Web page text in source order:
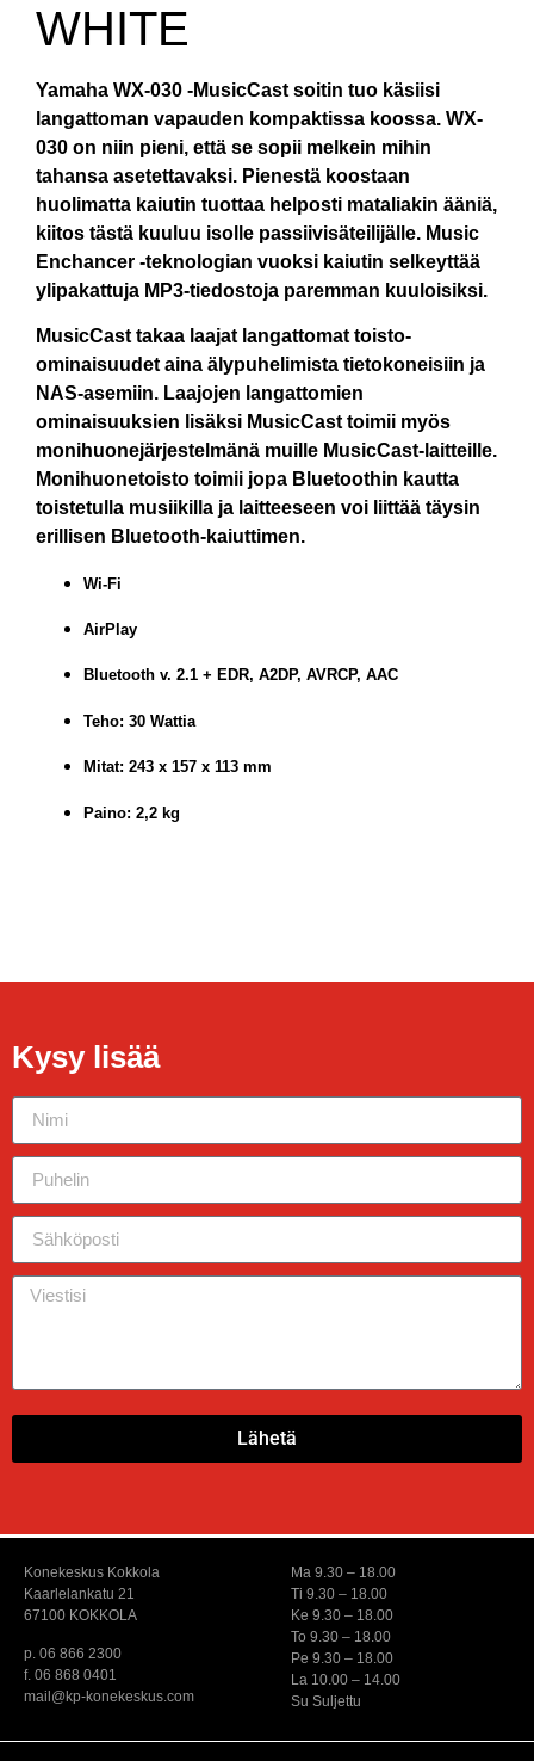
WHITE
Yamaha WX-030 -MusicCast soitin tuo käsiisi
langattoman vapauden kompaktissa koossa. WX-
030 on niin pieni, että se sopii melkein mihin
tahansa asetettavaksi. Pienestä koostaan
huolimatta kaiutin tuottaa helposti mataliakin ääniä,
kiitos tästä kuuluu isolle passiivisäteilijälle. Music
Enchancer -teknologian vuoksi kaiutin selkeyttää
ylipakattuja MP3-tiedostoja paremman kuuloisiksi.
MusicCast takaa laajat langattomat toisto-
ominaisuudet aina älypuhelimista tietokoneisiin ja
NAS-asemiin. Laajojen langattomien
ominaisuuksien lisäksi MusicCast toimii myös
monihuonejärjestelmänä muille MusicCast-laitteille.
Monihuonetoisto toimii jopa Bluetoothin kautta
toistetulla musiikilla ja laitteeseen voi liittää täysin
erillisen Bluetooth-kaiuttimen.
Wi-Fi
AirPlay
Bluetooth v. 2.1 + EDR, A2DP, AVRCP, AAC
Teho: 30 Wattia
Mitat: 243 x 157 x 113 mm
Paino: 2,2 kg
Kysy lisää
Lähetä
Konekeskus Kokkola
Kaarlelankatu 21
67100 KOKKOLA
p. 06 866 2300
f. 06 868 0401
mail@kp-konekeskus.com
Ma 9.30 – 18.00
Ti 9.30 – 18.00
Ke 9.30 – 18.00
To 9.30 – 18.00
Pe 9.30 – 18.00
La 10.00 – 14.00
Su Suljettu